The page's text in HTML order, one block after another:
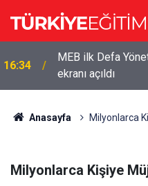
16:34
MEB ilk Defa
ekranı açıldı
Anasayfa Milyonlarca
Milyonlarca Kişiye